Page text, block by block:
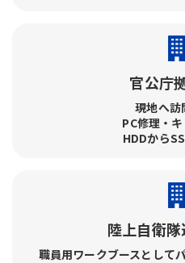
官公庁
現地へ訪
PC修理・
HDDから
陸上自衛
職員用ワークブースとして